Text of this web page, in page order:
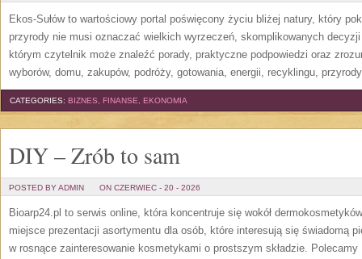
Ekos-Sułów to wartościowy portal poświęcony życiu bliżej natury, który
przyrody nie musi oznaczać wielkich wyrzeczeń, skomplikowanych
którym czytelnik może znaleźć porady, praktyczne podpowiedzi oraz
wyborów, domu, zakupów, podróży, gotowania, energii, recyklingu,
CATEGORIES: BIZNES, FINANSE, EKONOMIA
DIY – Zrób to sam
POSTED BY ADMIN ON CZERWIEC - 20 - 2026
Bioarp24.pl to serwis online, która koncentruje się wokół
miejsce prezentacji asortymentu dla osób, które interesują się świadomą
w rosnące zainteresowanie kosmetykami o prostszym składzie. Polecamy